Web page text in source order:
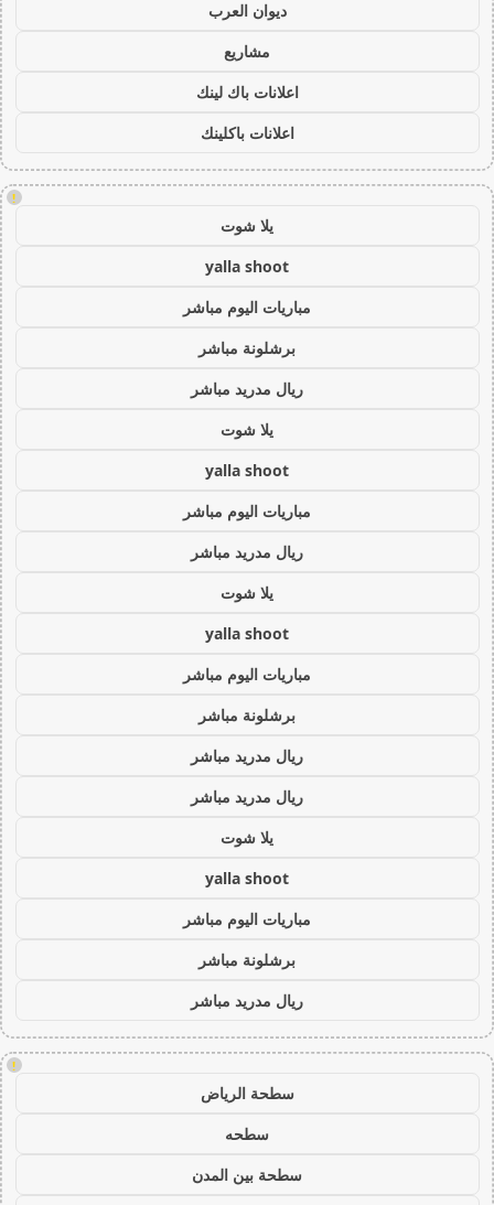
ديوان العرب
مشاريع
اعلانات باك لينك
اعلانات باكلينك
!
يلا شوت
yalla shoot
مباريات اليوم مباشر
برشلونة مباشر
ريال مدريد مباشر
يلا شوت
yalla shoot
مباريات اليوم مباشر
ريال مدريد مباشر
يلا شوت
yalla shoot
مباريات اليوم مباشر
برشلونة مباشر
ريال مدريد مباشر
ريال مدريد مباشر
يلا شوت
yalla shoot
مباريات اليوم مباشر
برشلونة مباشر
ريال مدريد مباشر
!
سطحة الرياض
سطحه
سطحة بين المدن